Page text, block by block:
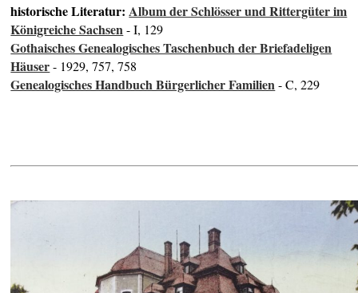
historische Literatur:Album der Schlösser und Rittergüter im
Königreiche Sachsen- I, 129
Gothaisches Genealogisches Taschenbuch der Briefadeligen
Häuser- 1929, 757, 758
Genealogisches Handbuch Bürgerlicher Familien- C, 229